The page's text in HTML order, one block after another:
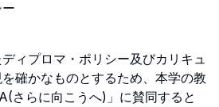
ィプロマ・ポリシー及びカリキュ
確かなものとするため、本学の教
さらに向こうへ)」に賛同すると